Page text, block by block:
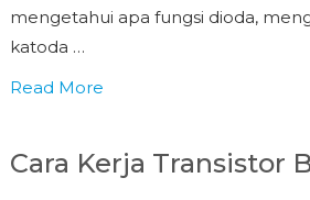
mengetahui apa fungsi dioda,
katoda …
Read More
Cara Kerja Transistor